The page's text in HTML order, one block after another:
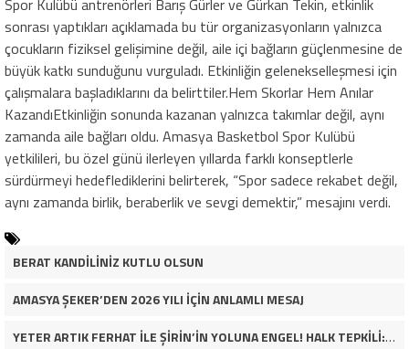
sonrası yaptıkları açıklamada bu tür organizasyonların yalnızca
çocukların fiziksel gelişimine değil, aile içi bağların güçlenmesine de
büyük katkı sunduğunu vurguladı. Etkinliğin gelenekselleşmesi için
çalışmalara başladıklarını da belirttiler.Hem Skorlar Hem Anılar
KazandıEtkinliğin sonunda kazanan yalnızca takımlar değil, aynı
zamanda aile bağları oldu. Amasya Basketbol Spor Kulübü
yetkilileri, bu özel günü ilerleyen yıllarda farklı konseptlerle
sürdürmeyi hedeflediklerini belirterek, “Spor sadece rekabet değil,
aynı zamanda birlik, beraberlik ve sevgi demektir,” mesajını verdi.
BERAT KANDİLİNİZ KUTLU OLSUN
AMASYA ŞEKER’DEN 2026 YILI İÇİN ANLAMLI MESAJ
YETER ARTIK FERHAT İLE ŞİRİN’İN YOLUNA ENGEL! HALK TEPKİLİ: “YOLU KAPATMAK ÇÖZÜM DEĞİL, GÖREVİNİ YAP!”